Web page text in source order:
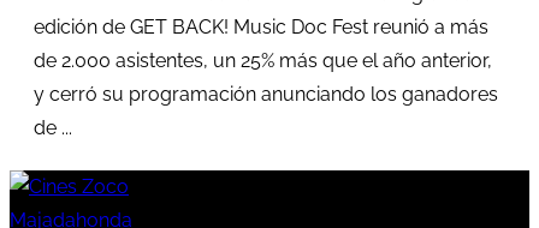
edición de GET BACK! Music Doc Fest reunió a más
de 2.000 asistentes, un 25% más que el año anterior,
y cerró su programación anunciando los ganadores
de ...